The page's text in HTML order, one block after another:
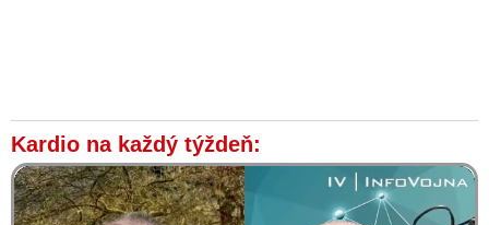
Kardio na každý týždeň: